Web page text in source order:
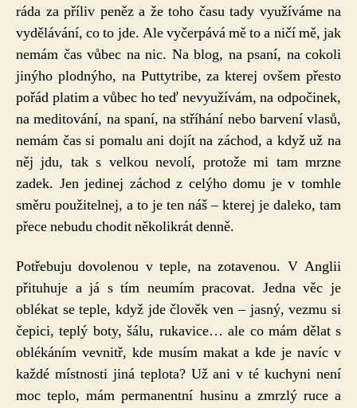
ráda za příliv peněz a že toho času tady využíváme na
vydělávání, co to jde. Ale vyčerpává mě to a ničí mě, jak
nemám čas vůbec na nic. Na blog, na psaní, na cokoli
jinýho plodnýho, na Puttytribe, za kterej ovšem přesto
pořád platim a vůbec ho teď nevyužívám, na odpočinek,
na meditování, na spaní, na stříhání nebo barvení vlasů,
nemám čas si pomalu ani dojít na záchod, a když už na
něj jdu, tak s velkou nevolí, protože mi tam mrzne
zadek. Jen jedinej záchod z celýho domu je v tomhle
směru použitelnej, a to je ten náš – kterej je daleko, tam
přece nebudu chodit několikrát denně.
Potřebuju dovolenou v teple, na zotavenou. V Anglii
přituhuje a já s tím neumím pracovat. Jedna věc je
oblékat se teple, když jde člověk ven – jasný, vezmu si
čepici, teplý boty, šálu, rukavice… ale co mám dělat s
oblékáním vevnitř, kde musím makat a kde je navíc v
každé místnosti jiná teplota? Už ani v té kuchyni není
moc teplo, mám permanentní husinu a zmrzlý ruce a